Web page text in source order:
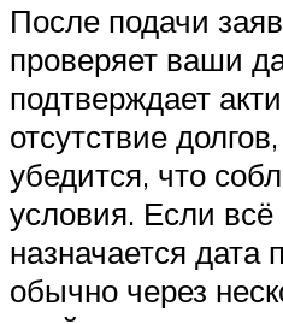
После подачи
проверяет ваши
подтверждает
отсутствие
убедится, что
условия. Если всё
назначается дата
обычно через